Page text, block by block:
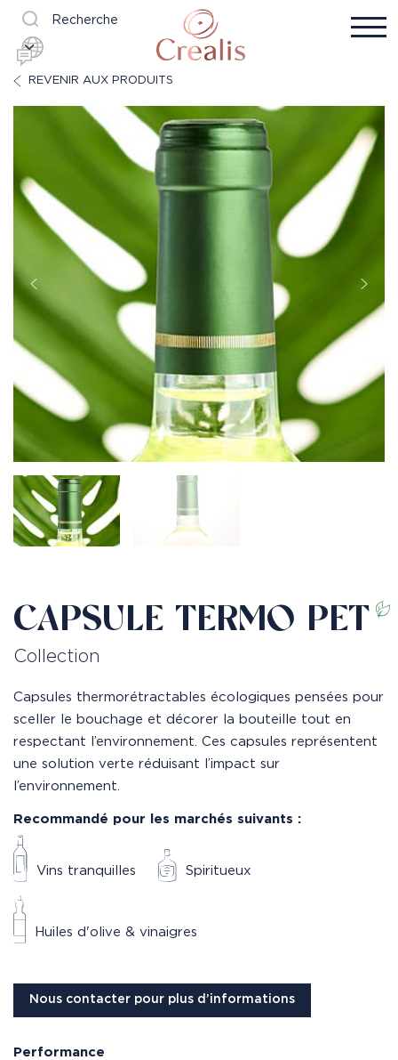
Recherche
REVENIR AUX PRODUITS
CAPSULE TERMO PET
Collection
Capsules thermorétractables écologiques pensées pour
sceller le bouchage et décorer la bouteille tout en
respectant l’environnement. Ces capsules représentent
une solution verte réduisant l’impact sur
l’environnement.
Recommandé pour les marchés suivants :
Vins tranquilles Spiritueux
Huiles d'olive & vinaigres
Nous contacter pour plus d’informations
Performance